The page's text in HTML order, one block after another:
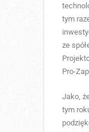
tym
ze
Pro-
Jako,
tym